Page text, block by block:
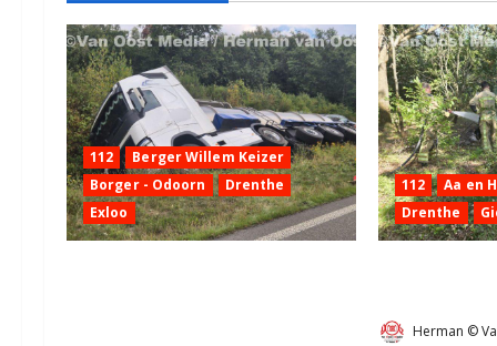
i
e
112
Berger Willem Keizer
Borger - Odoorn
Drenthe
Exloo
112 Aa en
Drenthe
Herman ©